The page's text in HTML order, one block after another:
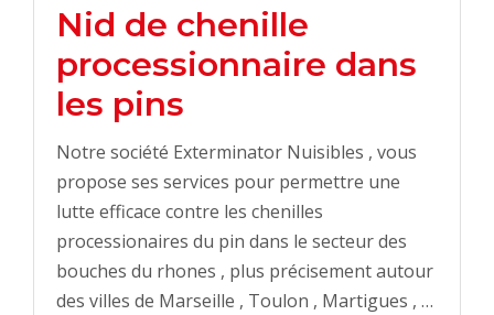
Nid de chenille
processionnaire dans
les pins
Notre société Exterminator Nuisibles , vous
propose ses services pour permettre une
lutte efficace contre les chenilles
processionaires du pin dans le secteur des
bouches du rhones , plus précisement autour
des villes de Marseille , Toulon , Martigues , …